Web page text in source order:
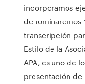
incorporamos
denominaremos
transcripción
Estilo de la
APA, es uno de
presentación de